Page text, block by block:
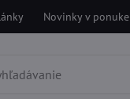
Novinky v ponuke